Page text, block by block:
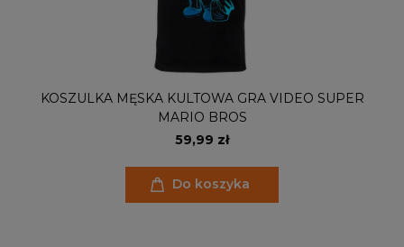
KOSZULKA MĘSKA KULTOWA GRA VIDEO SUPER
MARIO BROS
59,99 zł
Do koszyka